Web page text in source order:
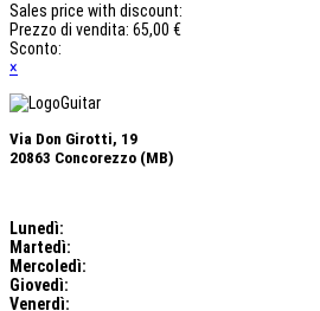
Sales price with discount:
Prezzo di vendita: 65,00 €
Sconto:
×
Via Don Girotti, 19
20863 Concorezzo (MB)
Lunedì:
Martedì:
Mercoledì:
Giovedì:
Venerdì: